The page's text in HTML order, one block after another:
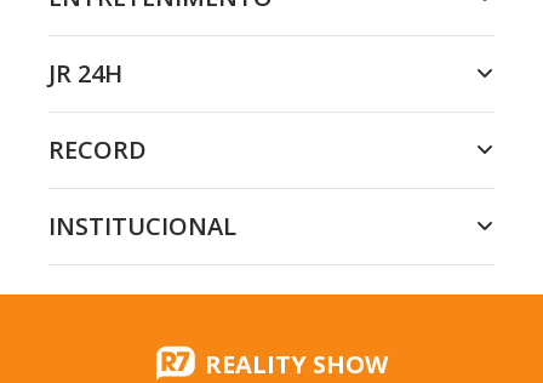
JR 24H
RECORD
INSTITUCIONAL
REALITY SHOW